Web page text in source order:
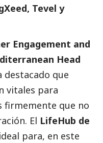
Tevel y
Engagement and
Head
destacado que
vitales para
firmemente que no
El LifeHub de
para, en este